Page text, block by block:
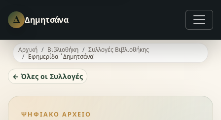
Δ Δημητσάνα
Αρχική Βιβλιοθήκη
Συλλογές Βιβλιοθήκης
Εφημερίδα ΄Δημητσάνα'
← Όλες οι Συλλογές
ΨΗΦΙΑΚΌ ΑΡΧΕΊΟ